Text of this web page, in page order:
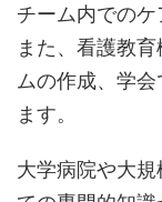
チーム内でのケ
また、看護教
ムの作成、学
ます。
大学病院や大